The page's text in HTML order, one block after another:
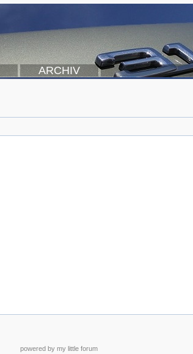
ARCHIV
powered by my little forum